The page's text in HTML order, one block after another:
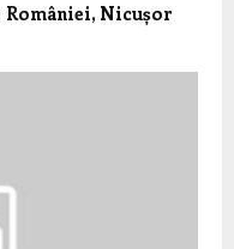
României, Nicușor